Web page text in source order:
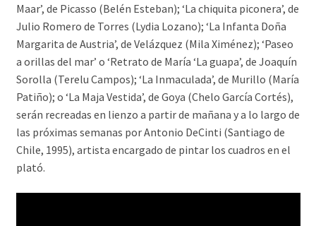
Maar’, de Picasso (Belén Esteban); ‘La chiquita piconera’, de
Julio Romero de Torres (Lydia Lozano); ‘La Infanta Doña
Margarita de Austria’, de Velázquez (Mila Ximénez); ‘Paseo
a orillas del mar’ o ‘Retrato de María ‘La guapa’, de Joaquín
Sorolla (Terelu Campos); ‘La Inmaculada’, de Murillo (María
Patiño); o ‘La Maja Vestida’, de Goya (Chelo García Cortés),
serán recreadas en lienzo a partir de mañana y a lo largo de
las próximas semanas por Antonio DeCinti (Santiago de
Chile, 1995), artista encargado de pintar los cuadros en el
plató.